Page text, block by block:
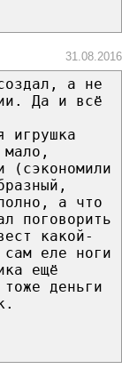
31.08.2016
а не
Да и всё
игрушка
мало,
(сэкономили
а что
поговорить
какой-
еле ноги
ещё
деньги